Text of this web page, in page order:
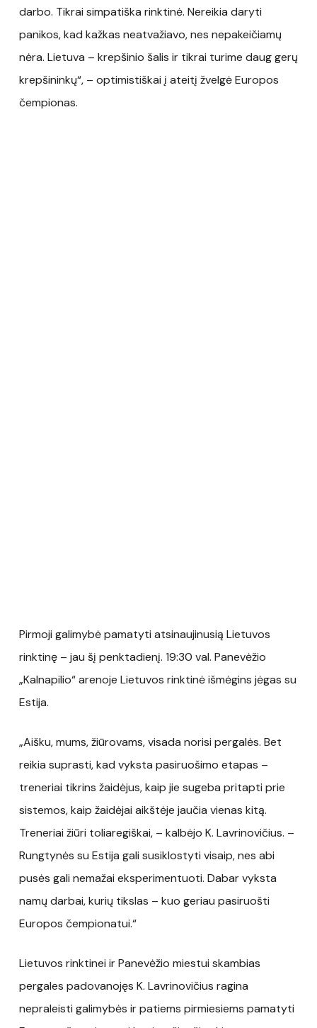
darbo. Tikrai simpatiška rinktinė. Nereikia daryti
panikos, kad kažkas neatvažiavo, nes nepakeičiamų
nėra. Lietuva – krepšinio šalis ir tikrai turime daug gerų
krepšininkų“, – optimistiškai į ateitį žvelgė Europos
čempionas.
Pirmoji galimybė pamatyti atsinaujinusią Lietuvos
rinktinę – jau šį penktadienį. 19:30 val. Panevėžio
„Kalnapilio“ arenoje Lietuvos rinktinė išmėgins jėgas su
Estija.
„Aišku, mums, žiūrovams, visada norisi pergalės. Bet
reikia suprasti, kad vyksta pasiruošimo etapas –
treneriai tikrins žaidėjus, kaip jie sugeba pritapti prie
sistemos, kaip žaidėjai aikštėje jaučia vienas kitą.
Treneriai žiūri toliaregiškai, – kalbėjo K. Lavrinovičius. –
Rungtynės su Estija gali susiklostyti visaip, nes abi
pusės gali nemažai eksperimentuoti. Dabar vyksta
namų darbai, kurių tikslas – kuo geriau pasiruošti
Europos čempionatui.“
Lietuvos rinktinei ir Panevėžio miestui skambias
pergales padovanojęs K. Lavrinovičius ragina
nepraleisti galimybės ir patiems pirmiesiems pamatyti